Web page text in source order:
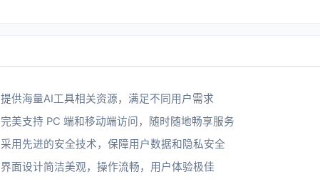
提供海量AI工具相关资源，满足不同用户需求
完美支持 PC 端和移动端访问，随时随地畅享服务
采用先进的安全技术，保障用户数据和隐私安全
界面设计简洁美观，操作流畅，用户体验极佳